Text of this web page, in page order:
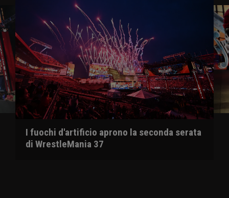
I fuochi d'artificio aprono la seconda serata
di WrestleMania 37